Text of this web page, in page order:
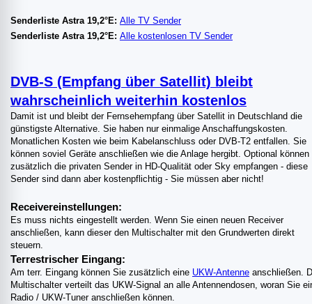
Senderliste Astra 19,2°E: Alle TV Sender
Senderliste Astra 19,2°E: Alle kostenlosen TV Sender
DVB-S (Empfang über Satellit) bleibt
wahrscheinlich weiterhin kostenlos
Damit ist und bleibt der Fernsehempfang über Satellit in Deutschland die
günstigste Alternative. Sie haben nur einmalige Anschaffungskosten.
Monatlichen Kosten wie beim Kabelanschluss oder DVB-T2 entfallen. Sie
können soviel Geräte anschließen wie die Anlage hergibt. Optional können
zusätzlich die privaten Sender in HD-Qualität oder Sky empfangen - diese
Sender sind dann aber kostenpflichtig - Sie müssen aber nicht!
Receivereinstellungen:
Es muss nichts eingestellt werden. Wenn Sie einen neuen Receiver
anschließen, kann dieser den Multischalter mit den Grundwerten direkt
steuern.
Terrestrischer Eingang:
Am terr. Eingang können Sie zusätzlich eine UKW-Antenne anschließen.
Multischalter verteilt das UKW-Signal an alle Antennendosen, woran Sie
Radio / UKW-Tuner anschließen können.